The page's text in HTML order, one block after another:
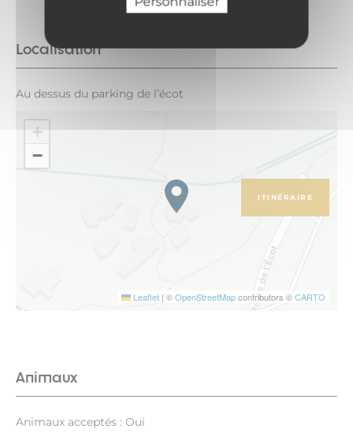
Localisation
Au dessus du parking de l’écot
+
−
Leaflet | ©OpenStreetMapcontributors ©CARTO
ITINÉRAIRE
Animaux
Animaux acceptés : Oui